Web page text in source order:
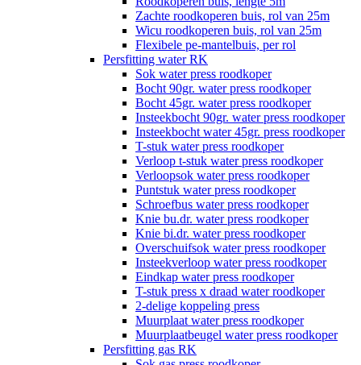
Zachte roodkoperen buis, rol van 25m
Wicu roodkoperen buis, rol van 25m
Flexibele pe-mantelbuis, per rol
Persfitting water RK
Sok water press roodkoper
Bocht 90gr. water press roodkoper
Bocht 45gr. water press roodkoper
Insteekbocht 90gr. water press roodkoper
Insteekbocht water 45gr. press roodkoper
T-stuk water press roodkoper
Verloop t-stuk water press roodkoper
Verloopsok water press roodkoper
Puntstuk water press roodkoper
Schroefbus water press roodkoper
Knie bu.dr. water press roodkoper
Knie bi.dr. water press roodkoper
Overschuifsok water press roodkoper
Insteekverloop water press roodkoper
Eindkap water press roodkoper
T-stuk press x draad water roodkoper
2-delige koppeling press
Muurplaat water press roodkoper
Muurplaatbeugel water press roodkoper
Persfitting gas RK